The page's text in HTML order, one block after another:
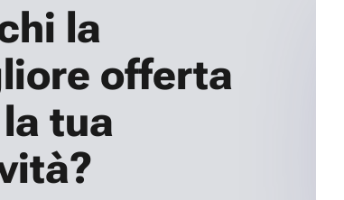
la
offerta
tua